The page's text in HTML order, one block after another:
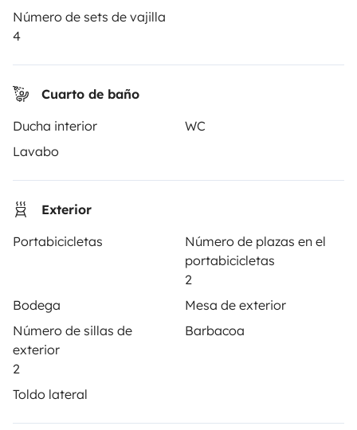
Número de sets de vajilla
4
Cuarto de baño
Ducha interior
WC
Lavabo
Exterior
Portabicicletas
Número de plazas en el
portabicicletas
2
Bodega
Mesa de exterior
Número de sillas de
exterior
2
Barbacoa
Toldo lateral
Instagram
ALQUILER AUTOCARAVANAS
¿Cómo funciona?
Alquilar una autocaravana
Anunciar un vehículo
Contrato de alquiler
Seguros de alquiler